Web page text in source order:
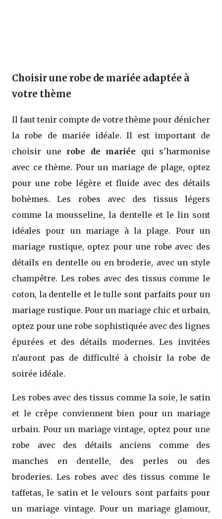
Choisir une robe de mariée adaptée à
votre thème
Il faut tenir compte de votre thème pour dénicher
la robe de mariée idéale. Il est important de
choisir une robe de mariée qui s'harmonise
avec ce thème. Pour un mariage de plage, optez
pour une robe légère et fluide avec des détails
bohèmes. Les robes avec des tissus légers
comme la mousseline, la dentelle et le lin sont
idéales pour un mariage à la plage. Pour un
mariage rustique, optez pour une robe avec des
détails en dentelle ou en broderie, avec un style
champêtre. Les robes avec des tissus comme le
coton, la dentelle et le tulle sont parfaits pour un
mariage rustique. Pour un mariage chic et urbain,
optez pour une robe sophistiquée avec des lignes
épurées et des détails modernes. Les invitées
n'auront pas de difficulté à choisir la robe de
soirée idéale.
Les robes avec des tissus comme la soie, le satin
et le crêpe conviennent bien pour un mariage
urbain. Pour un mariage vintage, optez pour une
robe avec des détails anciens comme des
manches en dentelle, des perles ou des
broderies. Les robes avec des tissus comme le
taffetas, le satin et le velours sont parfaits pour
un mariage vintage. Pour un mariage glamour,